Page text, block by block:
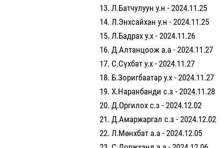
Л.Батчулуун у.н - 2024.11.25
Л.Энхсайхан у.н - 2024.11.25
Л.Бадрах у.х - 2024.11.26
Д.Алтанцоож а.а - 2024.11.27
С.Сүхбат у.х - 2024.11.27
Б.Зоригбаатар у.х - 2024.11.27
Х.Наранбанди с.з - 2024.11.28
Д.Оргилох с.з - 2024.12.02
Д.Амаржаргал с.з - 2024.12.02
Л.Мөнхбат а.а - 2024.12.05